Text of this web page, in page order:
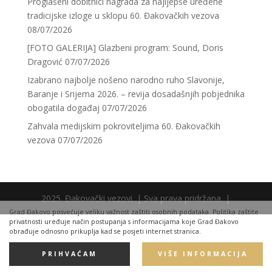
Grad Đakovo posvećuje veliku važnost zaštiti osobnih podataka. Politika zaštite
privatnosti uređuje način postupanja s informacijama koje Grad Đakovo
obrađuje odnosno prikuplja kad se posjeti internet stranica.
PRIHVAĆAM VIŠE INFORMACIJA
tradicijske izloge u sklopu 60. Đakovačkih vezova
08/07/2026
[FOTO GALERIJA] Glazbeni program: Sound, Doris
Dragović 07/07/2026
Izabrano najbolje nošeno narodno ruho Slavonije,
Baranje i Srijema 2026. – revija dosadašnjih pobjednika
obogatila događaj 07/07/2026
Zahvala medijskim pokroviteljima 60. Đakovačkih
vezova 07/07/2026
2025. Đakovački vezovi. | Sva prava pridržana. |